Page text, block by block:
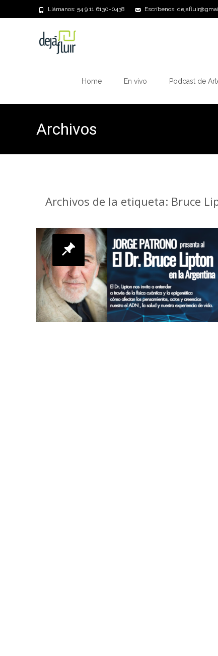
Llámanos: 54 9 11 6130-0438 Escríbenos:
Home En vivo Podcast de
Archivos
Archivos de la etiqueta: Bruce